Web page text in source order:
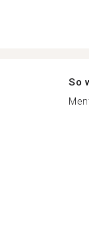
So